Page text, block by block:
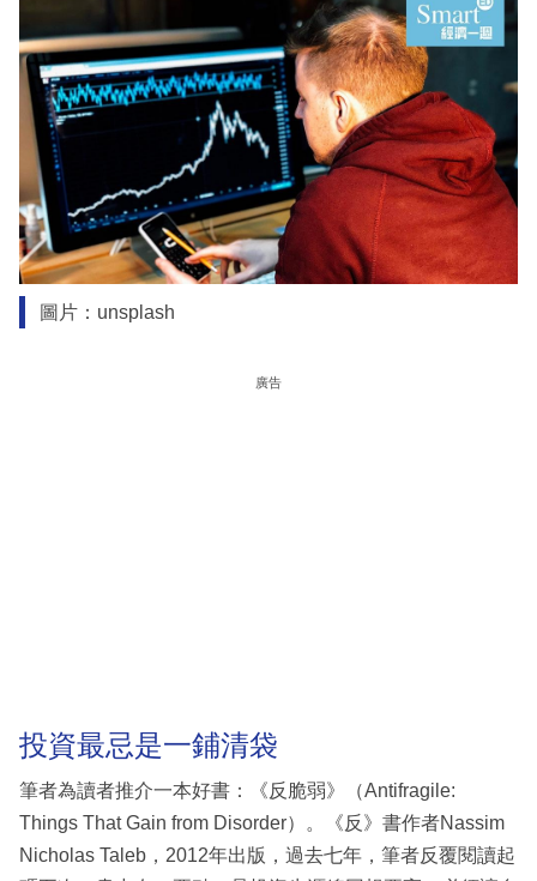
圖片：unsplash
廣告
投資最忌是一鋪清袋
筆者為讀者推介一本好書：《反脆弱》（Antifragile:
Things That Gain from Disorder）。《反》書作者Nassim
Nicholas Taleb，2012年出版，過去七年，筆者反覆閱讀起